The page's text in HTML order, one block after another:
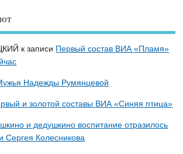
к записи Первый состав ВИА «Пламя»
Надежды Румянцевой
и золотой составы ВИА «Синяя птица»
и дедушкино воспитание отразилось
Сергея Колесникова